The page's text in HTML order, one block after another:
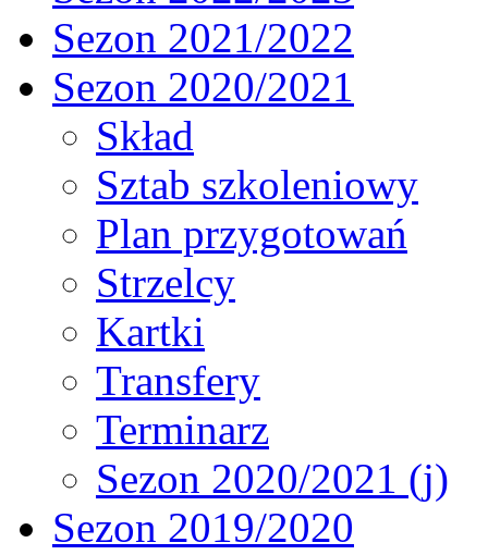
Sezon 2021/2022
Sezon 2020/2021
Skład
Sztab szkoleniowy
Plan przygotowań
Strzelcy
Kartki
Transfery
Terminarz
Sezon 2020/2021 (j)
Sezon 2019/2020